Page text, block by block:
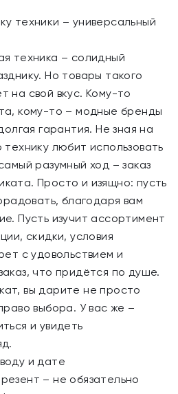
техники – универсальный
техника – солидный
Но товары такого
на свой вкус. Кому-то
кому-то – модные бренды
гарантия. Не зная на
любит использовать
разумный ход – заказ
Просто и изящно: пусть
благодаря вам
Пусть изучит ассортимент
скидки, условия
с удовольствием и
что придётся по душе.
вы дарите не просто
выбора. У вас же –
и увидеть
и дате
– не обязательно